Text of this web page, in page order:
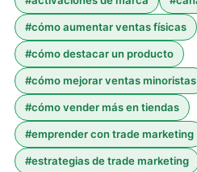
#cómo aumentar ventas físicas
#cómo destacar un producto
#cómo mejorar ventas minoristas
#cómo vender más en tiendas
#emprender con trade marketing
#estrategias de trade marketing